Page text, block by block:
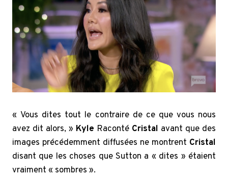
« Vous dites tout le contraire de ce que vous nous
avez dit alors, » Kyle Raconté Cristal avant que des
images précédemment diffusées ne montrent Cristal
disant que les choses que Sutton a « dites » étaient
vraiment « sombres ».